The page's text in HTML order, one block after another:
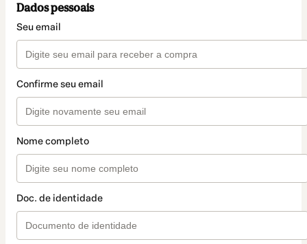
Dados pessoais
Seu email
Confirme seu email
Nome completo
Doc. de identidade